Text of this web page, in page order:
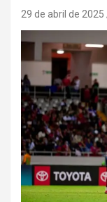
29 de abril de 2025